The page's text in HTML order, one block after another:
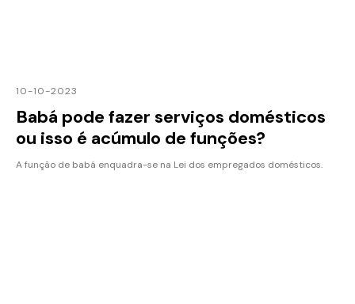
10-10-2023
Babá pode fazer serviços domésticos
ou isso é acúmulo de funções?
A função de babá enquadra-se na Lei dos empregados domésticos.